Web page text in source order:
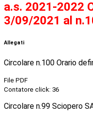
a.s. 2021-2022
3/09/2021 al
Allegati
Circolare n.100 Orario
File PDF
Contatore click: 36
Circolare n.99 Sciopero